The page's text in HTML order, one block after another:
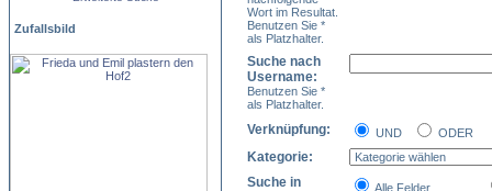
Zufallsbild
Wort im Resultat.
Benutzen Sie *
als Platzhalter.
Suche nach
Username:
Benutzen Sie *
als Platzhalter.
Verknüpfung: UND ODER
Kategorie:
Suche in
Alle Felder